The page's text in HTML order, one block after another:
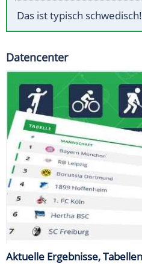
Das ist typisch schwedisch!
Datencenter
Aktuelle Ergebnisse,